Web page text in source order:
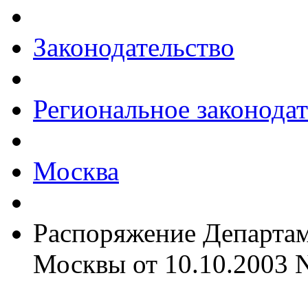
Законодательство
Региональное
Москва
Распоряжение
Москвы от 10.10.2003